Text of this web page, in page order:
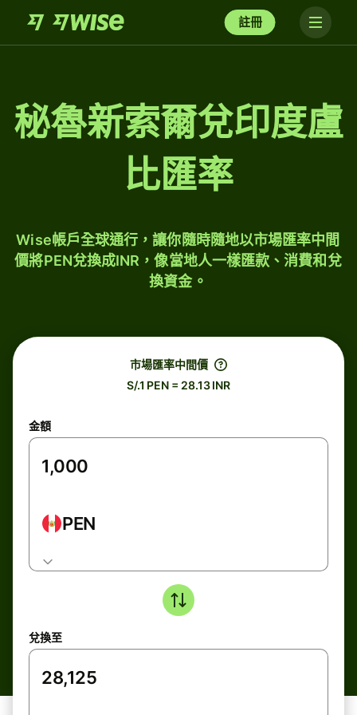
註冊
秘魯新索爾兌印度盧
比匯率
Wise帳戶全球通行，讓你隨時隨地以市場匯率中間
價將PEN兌換成INR，像當地人一樣匯款、消費和兌
換資金。
市場匯率中間價
S/.1 PEN = 28.13 INR
金額
PEN
兌換至